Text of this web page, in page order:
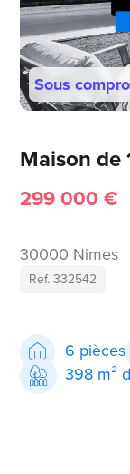
Sous
Maison de
299 000 €
30000 Nimes
Ref. 332542
6 pièces
398 m²